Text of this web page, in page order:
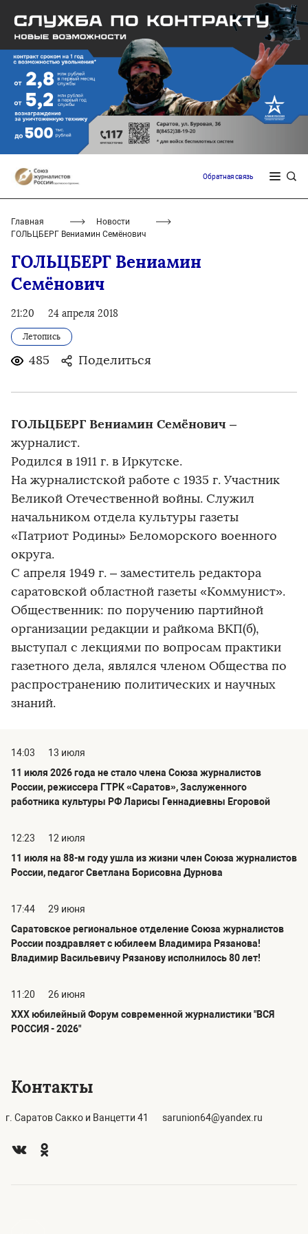
Обратная связь
Главная
Новости
ГОЛЬЦБЕРГ Вениамин Семёнович
ГОЛЬЦБЕРГ Вениамин
Семёнович
21:20 24 апреля 2018
Летопись
485 Поделиться
ГОЛЬЦБЕРГ Вениамин Семёнович –
журналист.
Родился в 1911 г. в Иркутске.
На журналистской работе с 1935 г. Участник
Великой Отечественной войны. Служил
начальником отдела культуры газеты
«Патриот Родины» Беломорского военного
округа.
С апреля 1949 г. – заместитель редактора
саратовской областной газеты «Коммунист».
Общественник: по поручению партийной
организации редакции и райкома ВКП(б),
выступал с лекциями по вопросам практики
газетного дела, являлся членом Общества по
распространению политических и научных
знаний.
14:03
13 июля
11 июля 2026 года не стало члена Союза журналистов
России, режиссера ГТРК «Саратов», Заслуженного
работника культуры РФ Ларисы Геннадиевны Егоровой
12:23
12 июля
11 июля на 88-м году ушла из жизни член Союза журналистов
России, педагог Светлана Борисовна Дурнова
17:44
29 июня
Саратовское региональное отделение Союза журналистов
России поздравляет с юбилеем Владимира Рязанова!
Владимир Васильевичу Рязанову исполнилось 80 лет!
11:20
26 июня
ХХХ юбилейный Форум современной журналистики "ВСЯ
РОССИЯ - 2026"
Контакты
г. Саратов Сакко и Ванцетти 41 sarunion64@yandex.ru